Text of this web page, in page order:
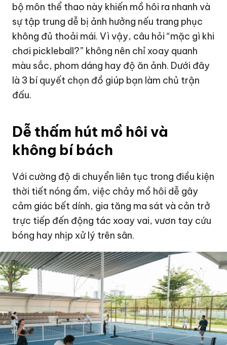
bộ môn thể thao này khiến mồ hôi ra nhanh và
sự tập trung dễ bị ảnh hưởng nếu trang phục
không đủ thoải mái. Vì vậy, câu hỏi “mặc gì khi
chơi pickleball?” không nên chỉ xoay quanh
màu sắc, phom dáng hay độ ăn ảnh. Dưới đây
là 3 bí quyết chọn đồ giúp bạn làm chủ trận
đấu.
Dễ thấm hút mồ hôi và
không bí bách
Với cường độ di chuyển liên tục trong điều kiện
thời tiết nóng ẩm, việc chảy mồ hôi dễ gây
cảm giác bết dính, gia tăng ma sát và cản trở
trực tiếp đến động tác xoay vai, vươn tay cứu
bóng hay nhịp xử lý trên sân.